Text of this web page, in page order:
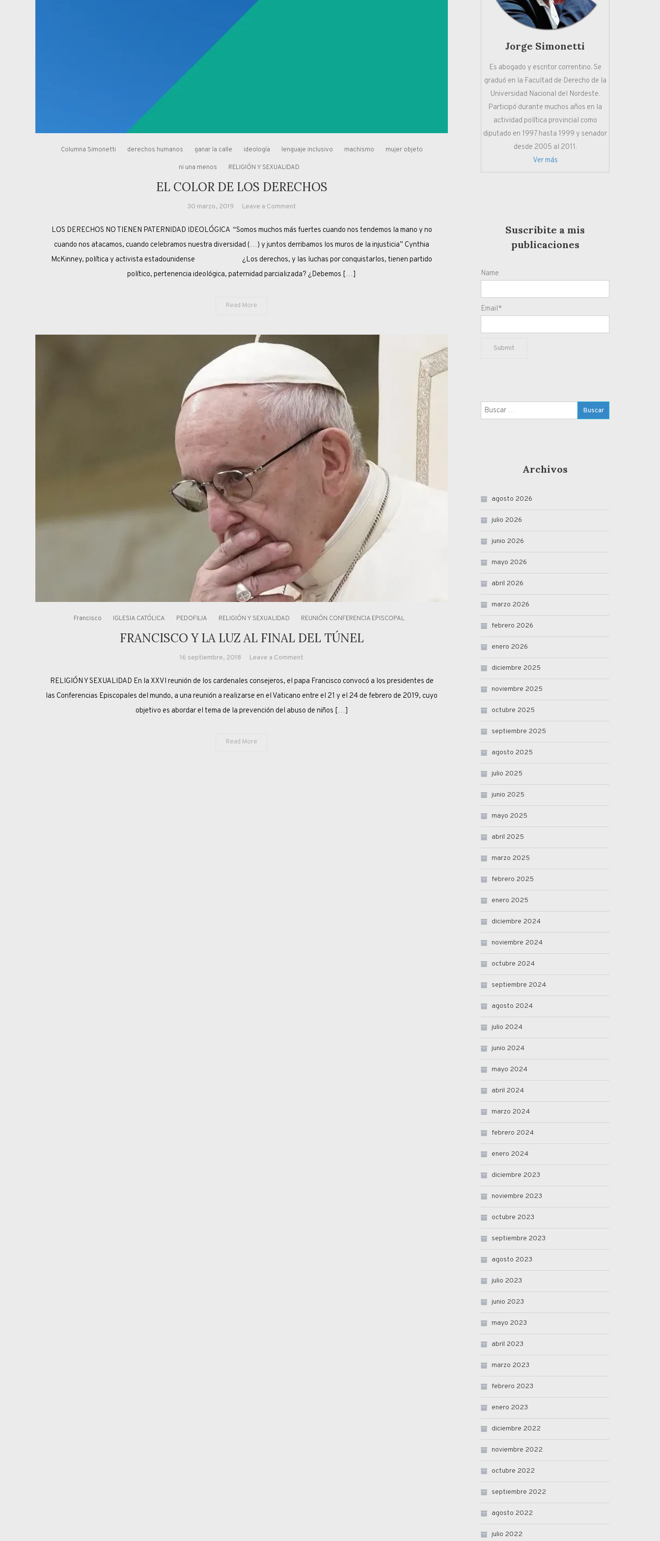
Columna Simonetti derechos humanos ganar la calle ideología lenguaje inclusivo machismo mujer objeto
ni una menos RELIGIÓN Y SEXUALIDAD
EL COLOR DE LOS DERECHOS
30 marzo, 2019 Leave a Comment
COLOR
DE
LOS
LOS DERECHOS NO TIENEN PATERNIDAD IDEOLÓGICA “Somos muchos más fuertes cuando nos tendemos la mano y no
cuando nos atacamos, cuando celebramos nuestra diversidad (…) y juntos derribamos los muros de la injusticia” Cynthia
McKinney, política y activista estadounidense ¿Los derechos, y las luchas por conquistarlos, tienen partido
político, pertenencia ideológica, paternidad parcializada? ¿Debemos […]
Read More
Francisco IGLESIA CATÓLICA PEDOFILIA RELIGIÓN Y SEXUALIDAD REUNIÓN CONFERENCIA EPISCOPAL
FRANCISCO Y LA LUZ AL FINAL DEL TÚNEL
16 septiembre, 2018 Leave a Comment
Y
LA
LUZ
RELIGIÓN Y SEXUALIDAD En la XXVI reunión de los cardenales consejeros, el papa Francisco convocó a los presidentes de
las Conferencias Episcopales del mundo, a una reunión a realizarse en el Vaticano entre el 21 y el 24 de febrero de 2019, cuyo
objetivo es abordar el tema de la prevención del abuso de niños […]
Read More
Jorge Simonetti
Es abogado y escritor correntino. Se
graduó en la Facultad de Derecho de la
Universidad Nacional del Nordeste.
Participó durante muchos años en la
actividad política provincial como
diputado en 1997 hasta 1999 y senador
desde 2005 al 2011.
Ver más
Suscribite a mis
publicaciones
Name
Email*
Buscar:
Archivos
agosto 2026
julio 2026
junio 2026
mayo 2026
abril 2026
marzo 2026
febrero 2026
enero 2026
diciembre 2025
noviembre 2025
octubre 2025
septiembre 2025
agosto 2025
julio 2025
junio 2025
mayo 2025
abril 2025
marzo 2025
febrero 2025
enero 2025
diciembre 2024
noviembre 2024
octubre 2024
septiembre 2024
agosto 2024
julio 2024
junio 2024
mayo 2024
abril 2024
marzo 2024
febrero 2024
enero 2024
diciembre 2023
noviembre 2023
octubre 2023
septiembre 2023
agosto 2023
julio 2023
junio 2023
mayo 2023
abril 2023
marzo 2023
febrero 2023
enero 2023
diciembre 2022
noviembre 2022
octubre 2022
septiembre 2022
agosto 2022
julio 2022